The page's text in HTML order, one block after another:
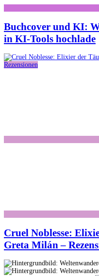
Buchcover und KI:
in KI-Tools hochlade
Rezensionen
Cruel Noblesse:
Greta Milán –